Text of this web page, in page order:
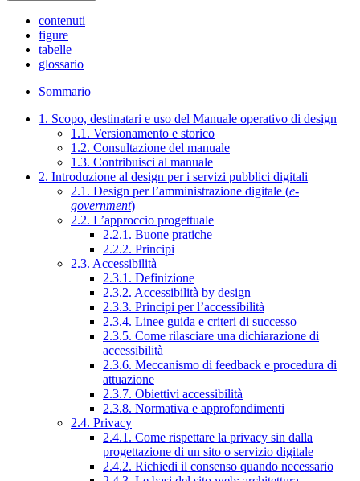
contenuti
figure
tabelle
glossario
Sommario
1. Scopo, destinatari e uso del Manuale operativo di design
1.1. Versionamento e storico
1.2. Consultazione del manuale
1.3. Contribuisci al manuale
2. Introduzione al design per i servizi pubblici digitali
2.1. Design per l’amministrazione digitale (e-
government)
2.2. L’approccio progettuale
2.2.1. Buone pratiche
2.2.2. Principi
2.3. Accessibilità
2.3.1. Definizione
2.3.2. Accessibilità by design
2.3.3. Principi per l’accessibilità
2.3.4. Linee guida e criteri di successo
2.3.5. Come rilasciare una dichiarazione di
accessibilità
2.3.6. Meccanismo di feedback e procedura di
attuazione
2.3.7. Obiettivi accessibilità
2.3.8. Normativa e approfondimenti
2.4. Privacy
2.4.1. Come rispettare la privacy sin dalla
progettazione di un sito o servizio digitale
2.4.2. Richiedi il consenso quando necessario